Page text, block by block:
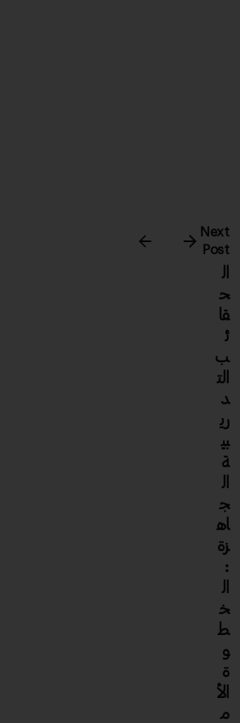
Next
Post
ال
ح
قا
ئ
ب
الت
د
ري
بي
ة
ال
ج
اه
زة
:
ال
خ
ط
و
ة
الأ
م